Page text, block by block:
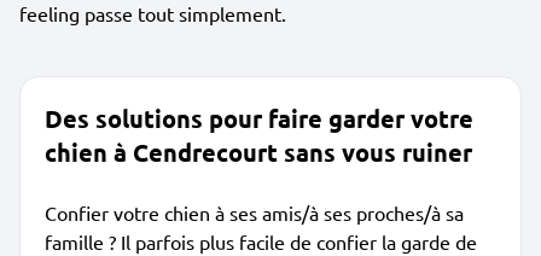
feeling passe tout simplement.
Des solutions pour faire garder votre
chien à Cendrecourt sans vous ruiner
Confier votre chien à ses amis/à ses proches/à sa
famille ? Il parfois plus facile de confier la garde de